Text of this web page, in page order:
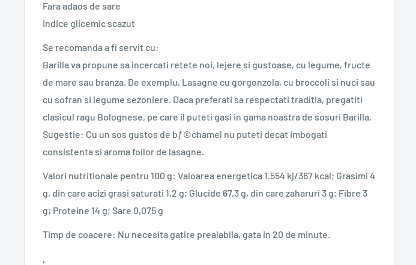
Fara adaos de sare
Indice glicemic scazut
Se recomanda a fi servit cu:
Barilla va propune sa incercati retete noi, lejere si gustoase, cu legume, fructe
de mare sau branza. De exemplu, Lasagne cu gorgonzola, cu broccoli si nuci sau
cu sofran si legume sezoniere. Daca preferati sa respectati traditia, pregatiti
clasicul ragu Bolognese, pe care il puteti gasi in gama noastra de sosuri Barilla.
Sugestie: Cu un sos gustos de bƒ©chamel nu puteti decat imbogati
consistenta si aroma foilor de lasagne.
Valori nutritionale pentru 100 g: Valoarea energetica 1.554 kj/367 kcal; Grasimi 4
g, din care acizi grasi saturati 1,2 g; Glucide 67,3 g, din care zaharuri 3 g; Fibre 3
g; Proteine 14 g; Sare 0,075 g
Timp de coacere: Nu necesita gatire prealabila, gata in 20 de minute.
‚